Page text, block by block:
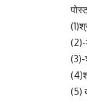
(2)-
(3)-
(5)